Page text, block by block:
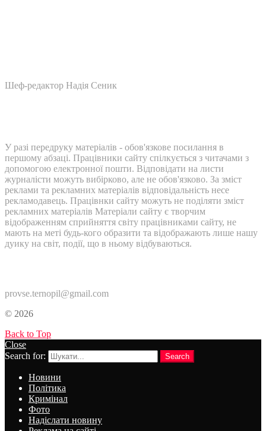
Шеф-редактор Надія Сеник
У разі передруку матеріалів - обов'язкове посилання в
першому абзаці. Працівники сайту спілкується з читачами з
допомогою електронної пошти. Відповідати на листи
журналісти можуть вибірково, але не обов'язково. За зміст
реклами та рекламних матеріалів відповідальність несе
рекламодавець. Працівнки сайту можуть не поділяти зміст
рекламних матеріалів Матеріали сайту є творчим
відображенням сприйняття світу працівниками сайту, не
мають на меті будь-кого образити та відображають лише нашу
дуику на світ, події, що в ньому відбуваються.
provse.ternopil@gmail.com
© 2026
Back to Top
Close
Search for:
Search
Новини
Політика
Кримінал
Фото
Надіслати новину